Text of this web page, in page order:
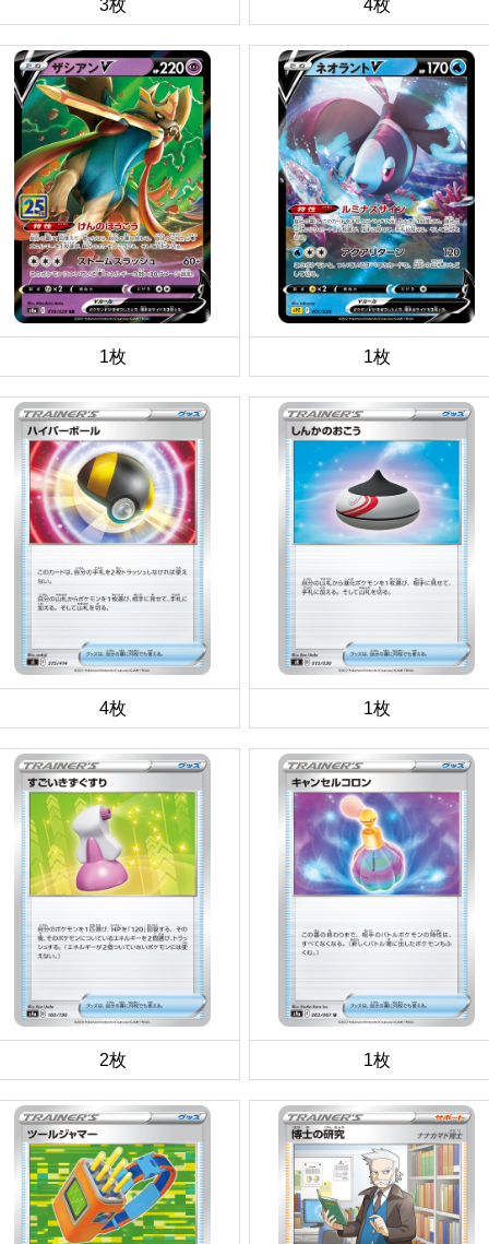
3枚 4枚
1枚 1枚
4枚 1枚
2枚 1枚